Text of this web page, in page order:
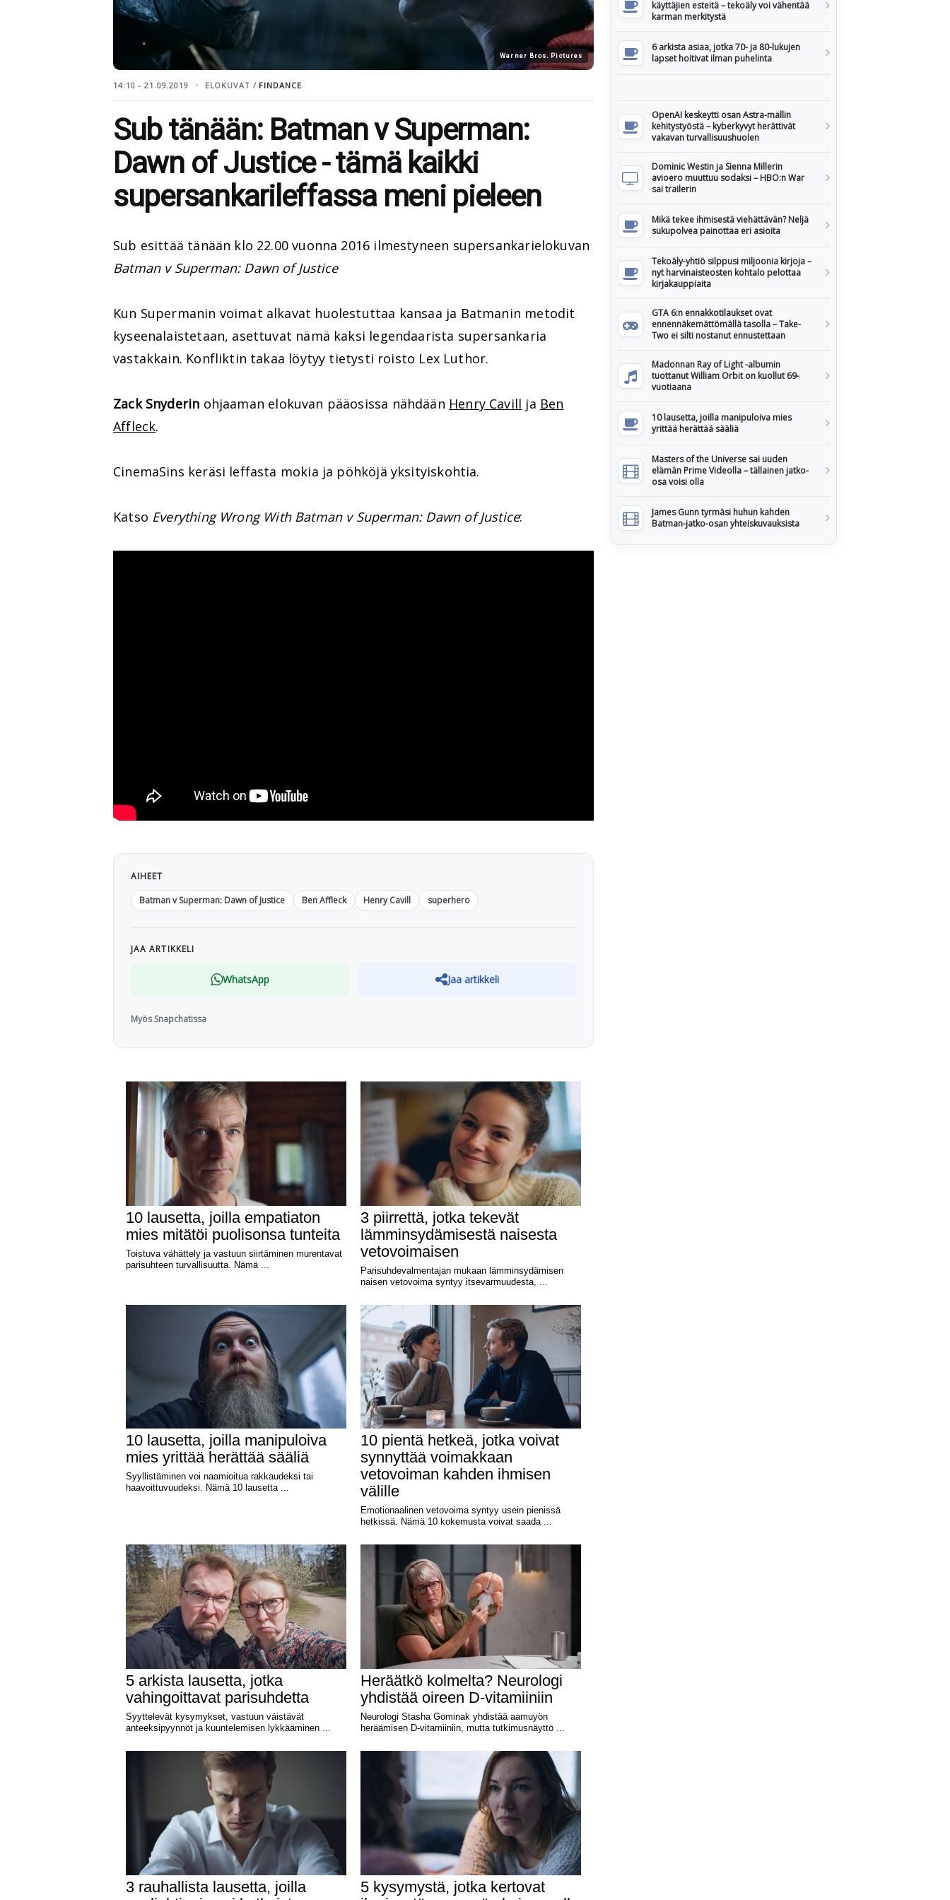
Warner Bros. Pictures
14:10 - 21.09.2019 ELOKUVAT / FINDANCE
Sub tänään: Batman v Superman:
Dawn of Justice - tämä kaikki
supersankarileffassa meni pieleen
Sub esittää tänään klo 22.00 vuonna 2016 ilmestyneen supersankarielokuvan
Batman v Superman: Dawn of Justice
Kun Supermanin voimat alkavat huolestuttaa kansaa ja Batmanin metodit
kyseenalaistetaan, asettuvat nämä kaksi legendaarista supersankaria
vastakkain. Konfliktin takaa löytyy tietysti roisto Lex Luthor.
Zack Snyderin ohjaaman elokuvan pääosissa nähdään Henry Cavill ja Ben
Affleck.
CinemaSins keräsi leffasta mokia ja pöhköjä yksityiskohtia.
Katso Everything Wrong With Batman v Superman: Dawn of Justice:
AIHEET
Batman v Superman: Dawn of Justice
Ben Affleck Henry Cavill superhero
JAA ARTIKKELI
WhatsApp Jaa artikkeli
Myös Snapchatissa
käyttäjien esteitä – tekoäly voi vähentää
karman merkitystä
6 arkista asiaa, jotka 70- ja 80-lukujen
lapset hoitivat ilman puhelinta
OpenAI keskeytti osan Astra-mallin
kehitystyöstä – kyberkyvyt herättivät
vakavan turvallisuushuolen
Dominic Westin ja Sienna Millerin
avioero muuttuu sodaksi – HBO:n War
sai trailerin
Mikä tekee ihmisestä viehättävän? Neljä
sukupolvea painottaa eri asioita
Tekoäly-yhtiö silppusi miljoonia kirjoja –
nyt harvinaisteosten kohtalo pelottaa
kirjakauppiaita
GTA 6:n ennakkotilaukset ovat
ennennäkemättömällä tasolla – Take-
Two ei silti nostanut ennustettaan
Madonnan Ray of Light -albumin
tuottanut William Orbit on kuollut 69-
vuotiaana
10 lausetta, joilla manipuloiva mies
yrittää herättää sääliä
Masters of the Universe sai uuden
elämän Prime Videolla – tällainen jatko-
osa voisi olla
James Gunn tyrmäsi huhun kahden
Batman-jatko-osan yhteiskuvauksista